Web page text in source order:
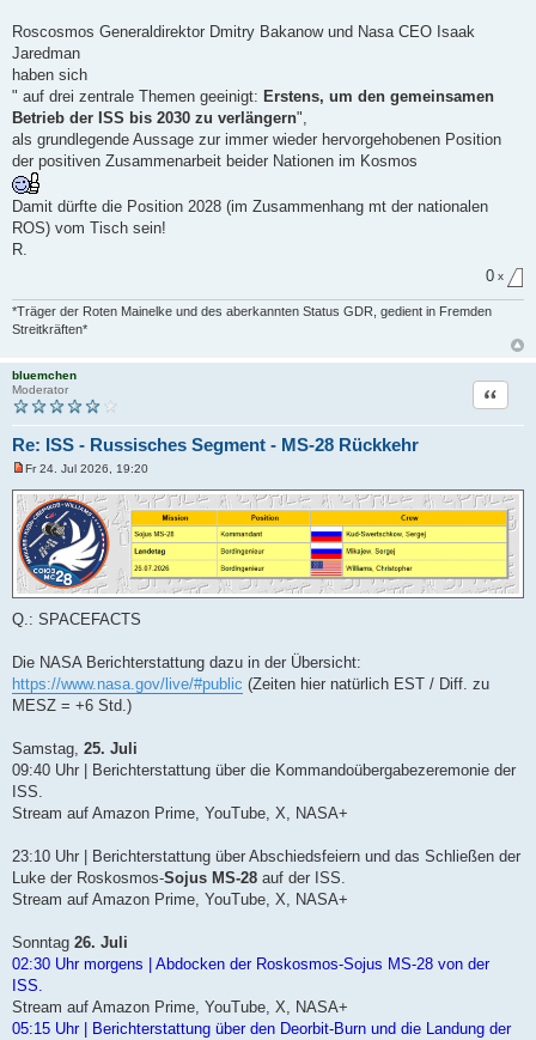
Roscosmos Generaldirektor Dmitry Bakanow und Nasa CEO Isaak
Jaredman
haben sich
" auf drei zentrale Themen geeinigt: Erstens, um den gemeinsamen
Betrieb der ISS bis 2030 zu verlängern",
als grundlegende Aussage zur immer wieder hervorgehobenen Position
der positiven Zusammenarbeit beider Nationen im Kosmos
Damit dürfte die Position 2028 (im Zusammenhang mt der nationalen
ROS) vom Tisch sein!
R.
0 x
*Träger der Roten Mainelke und des aberkannten Status GDR, gedient in Fremden
Streitkräften*
bluemchen
Moderator
Re: ISS - Russisches Segment - MS-28 Rückkehr
Zitat
n
g
e
l
e
s
e
n
r
i
t
r
a
Fr 24. Jul 2026, 19:20
Q.: SPACEFACTS
Die NASA Berichterstattung dazu in der Übersicht:
https://www.nasa.gov/live/#public (Zeiten hier natürlich EST / Diff. zu
MESZ = +6 Std.)
Samstag, 25. Juli
09:40 Uhr | Berichterstattung über die Kommandoübergabezeremonie der
ISS.
Stream auf Amazon Prime, YouTube, X, NASA+
23:10 Uhr | Berichterstattung über Abschiedsfeiern und das Schließen der
Luke der Roskosmos-Sojus MS-28 auf der ISS.
Stream auf Amazon Prime, YouTube, X, NASA+
Sonntag 26. Juli
02:30 Uhr morgens | Abdocken der Roskosmos-Sojus MS-28 von der
ISS.
Stream auf Amazon Prime, YouTube, X, NASA+
05:15 Uhr | Berichterstattung über den Deorbit-Burn und die Landung der